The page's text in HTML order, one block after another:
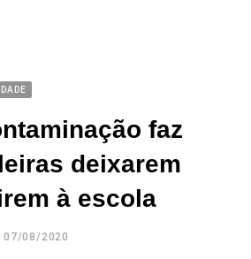
faz
deixarem
à escola
07/08/2020